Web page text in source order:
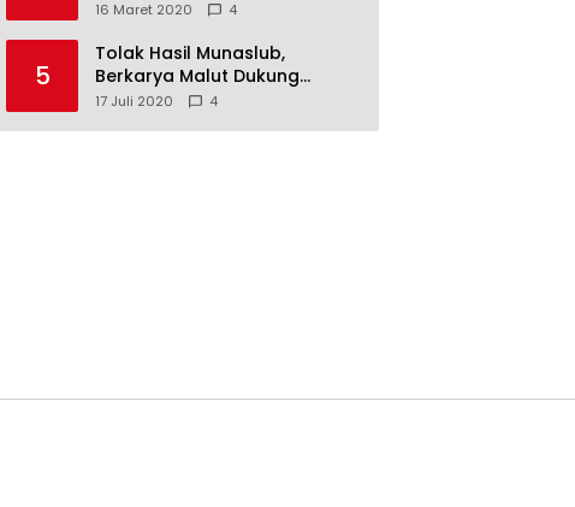
16 Maret 2020 4
5
Tolak Hasil Munaslub,
Berkarya Malut Dukung
Tommy Soeharto
17 Juli 2020 4